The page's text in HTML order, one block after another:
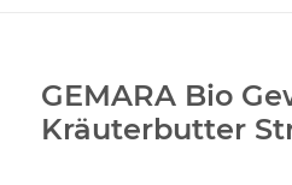
GEMARA Bio
Kräuterbutter